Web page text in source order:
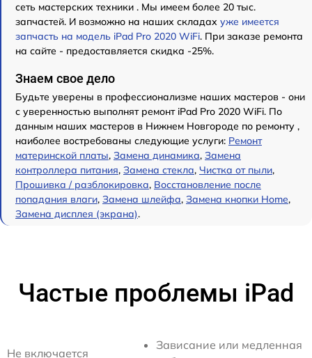
сеть мастерских техники . Мы имеем более 20 тыс.
запчастей. И возможно на наших складах уже имеется
запчасть на модель iPad Pro 2020 WiFi. При заказе ремонта
на сайте - предоставляется скидка -25%.
Знаем свое дело
Будьте уверены в профессионализме наших мастеров - они
с уверенностью выполнят ремонт iPad Pro 2020 WiFi. По
данным наших мастеров в Нижнем Новгороде по ремонту ,
наиболее востребованы следующие услуги: Ремонт
материнской платы, Замена динамика, Замена
контроллера питания, Замена стекла, Чистка от пыли,
Прошивка / разблокировка, Восстановление после
попадания влаги, Замена шлейфа, Замена кнопки Home,
Замена дисплея (экрана).
Частые проблемы iPad
Не включается
Зависание или медленная